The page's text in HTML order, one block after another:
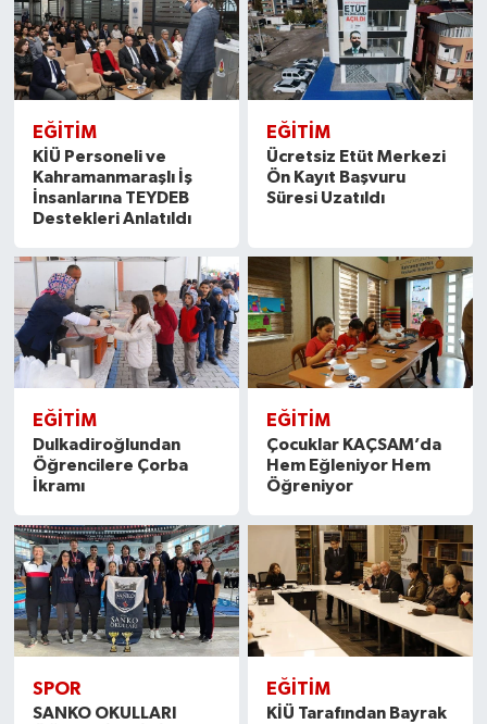
EĞITIM
KİÜ Personeli ve
Kahramanmaraşlı İş
İnsanlarına TEYDEB
Destekleri Anlatıldı
EĞITIM
Ücretsiz Etüt Merkezi
Ön Kayıt Başvuru
Süresi Uzatıldı
EĞITIM
Dulkadiroğlundan
Öğrencilere Çorba
İkramı
EĞITIM
Çocuklar KAÇSAM’da
Hem Eğleniyor Hem
Öğreniyor
SPOR
SANKO OKULLARI
EĞITIM
KİÜ Tarafından Bayrak